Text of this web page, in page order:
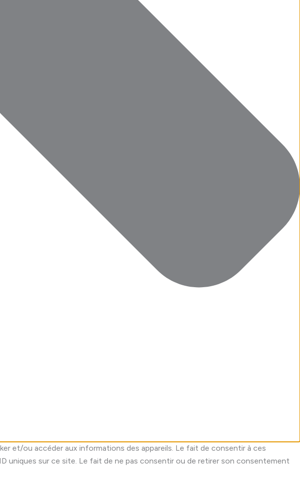
et/ou accéder aux informations des appareils. Le fait de consentir à ces
uniques sur ce site. Le fait de ne pas consentir ou de retirer son consentement